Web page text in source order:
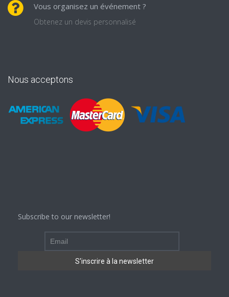
Vous organisez un événement ?
Obtenez un devis personnalisé
Nous acceptons
Subscribe to our newsletter!